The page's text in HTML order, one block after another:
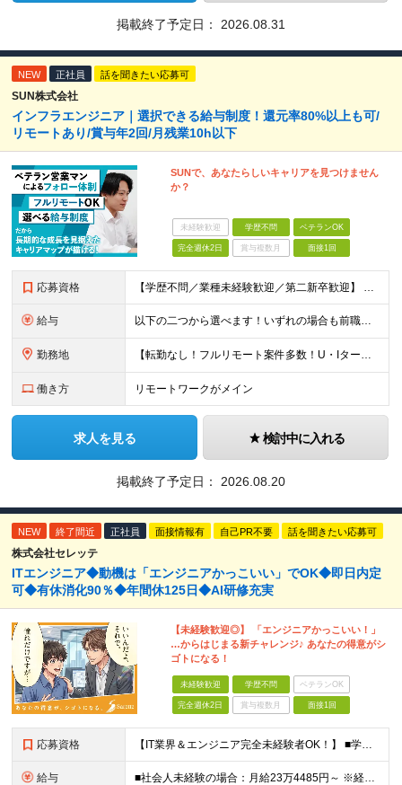
掲載終了予定日： 2026.08.31
NEW 正社員 話を聞きたい応募可
SUN株式会社
インフラエンジニア｜選択できる給与制度！還元率80%以上も可/
リモートあり/賞与年2回/月残業10h以下
SUNで、あなたらしいキャリアを見つけません
か？
未経験歓迎 学歴不問 ベテランOK
完全週休2日 賞与複数月 面接1回
応募資格 【学歴不問／業種未経験歓迎／第二新卒歓迎】 ■IT・システムエンジニアの実務経験をお持ちの方※工程や使用言語、経験年数は不問 ◎転職回数は不問 ＼下記のような方にオススメ／ ・安定した収入を得たい方
給与 以下の二つから選べます！いずれの場合も前職の給与を考盛し給与シミュレーションを作成します。 【プロセス型（コツコツ給与を上げたい方向け）】 ■月給25万円～50万円 ※年齢や社歴、仕事の取り組み姿勢
勤務地 【転勤なし！フルリモート案件多数！U・Iターン歓迎】 一都三県を中心に豊富な案件を保有しております！ 東京・愛知・大阪・広島・福岡・新潟の 各プロジェクト先または自社拠点 ※勤務地は希望を考慮します
働き方 リモートワークがメイン
求人を見る 検討中に入れる
掲載終了予定日： 2026.08.20
NEW 終了間近 正社員 面接情報有 自己PR不要 話を聞きたい応募可
株式会社セレッテ
ITエンジニア◆動機は「エンジニアかっこいい」でOK◆即日内定
可◆有休消化90％◆年間休125日◆AI研修充実
【未経験歓迎◎】 「エンジニアかっこいい！」
…からはじまる新チャレンジ♪ あなたの得意がシ
ゴトになる！
未経験歓迎 学歴不問 ベテランOK
完全週休2日 賞与複数月 面接1回
応募資格 【IT業界＆エンジニア完全未経験者OK！】 ■学歴不問 ■第二新卒歓迎 ■未経験OK ☆IT知識は一切問いません！ 【活かせる経験・スキル】 ■接客経験をお持ちの方 ■PCが得意な方 接客経験（フ
給与 ■社会人未経験の場合：月給23万4485円～ ※経験・能力などを考慮の上、当社規定により優遇します ※業界未経験の方でも前職での経験を最大限に評価します ※上記にはみなし残業代(25時間分3万832